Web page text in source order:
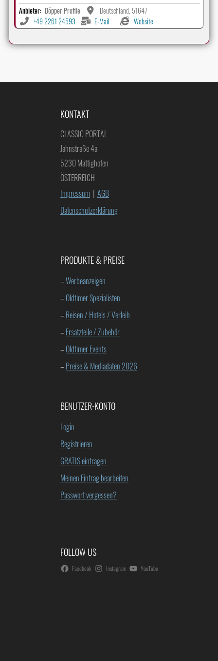
Anbieter: Döpper Profile
Deutschland, 51647
+49 2261 24593
E-Mail Website
KONTAKT
CLASSIC PORTAL
Jahnstraße 4a
5230 Mattighofen
ÖSTERREICH
Impressum | AGB
Datenschutzerklärung
PRODUKTE & PREISE
–Werbeanzeigen
– Oldtimer Spezialisten
– Reisen / Hotels / Verleih
– Ersatzteile / Zubehör
– Oldtimer Events
– Preise & Mediadaten 2026
BENUTZER-KONTO
Login
Registrieren
GRATIS eintragen
Meinen Eintrag bearbeiten
Passwort vergessen?
FOLLOW US
Facebook Instagram YouTube